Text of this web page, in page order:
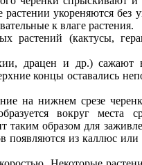
укореняются без
к влаге растения.
растений (кактусы,
драцен и др.)
концы оставались
на нижнем срезе
вокруг места
таким образом для
появляются из каллюс